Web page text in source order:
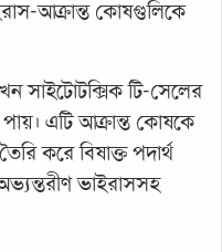
আক্রান্ত কোষগুলিকে
সাইটোটক্সিক টি-সেলের
পায়। এটি আক্রান্ত কোষকে
করে বিষাক্ত পদার্থ
ভাইরাসসহ